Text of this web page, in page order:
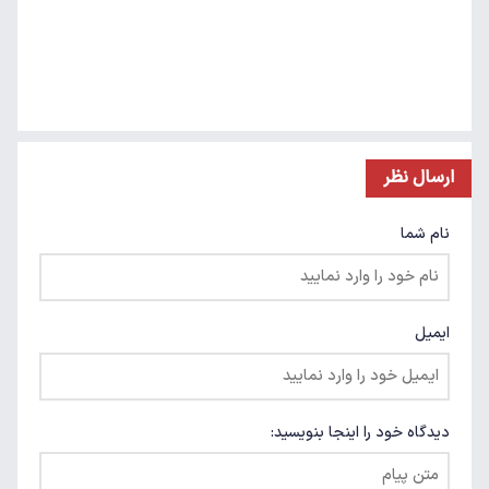
ارسال نظر
نام شما
ایمیل
دیدگاه خود را اینجا بنویسید: